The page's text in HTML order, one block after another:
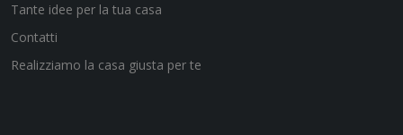
Tante idee per la tua casa
Contatti
Realizziamo la casa giusta per te